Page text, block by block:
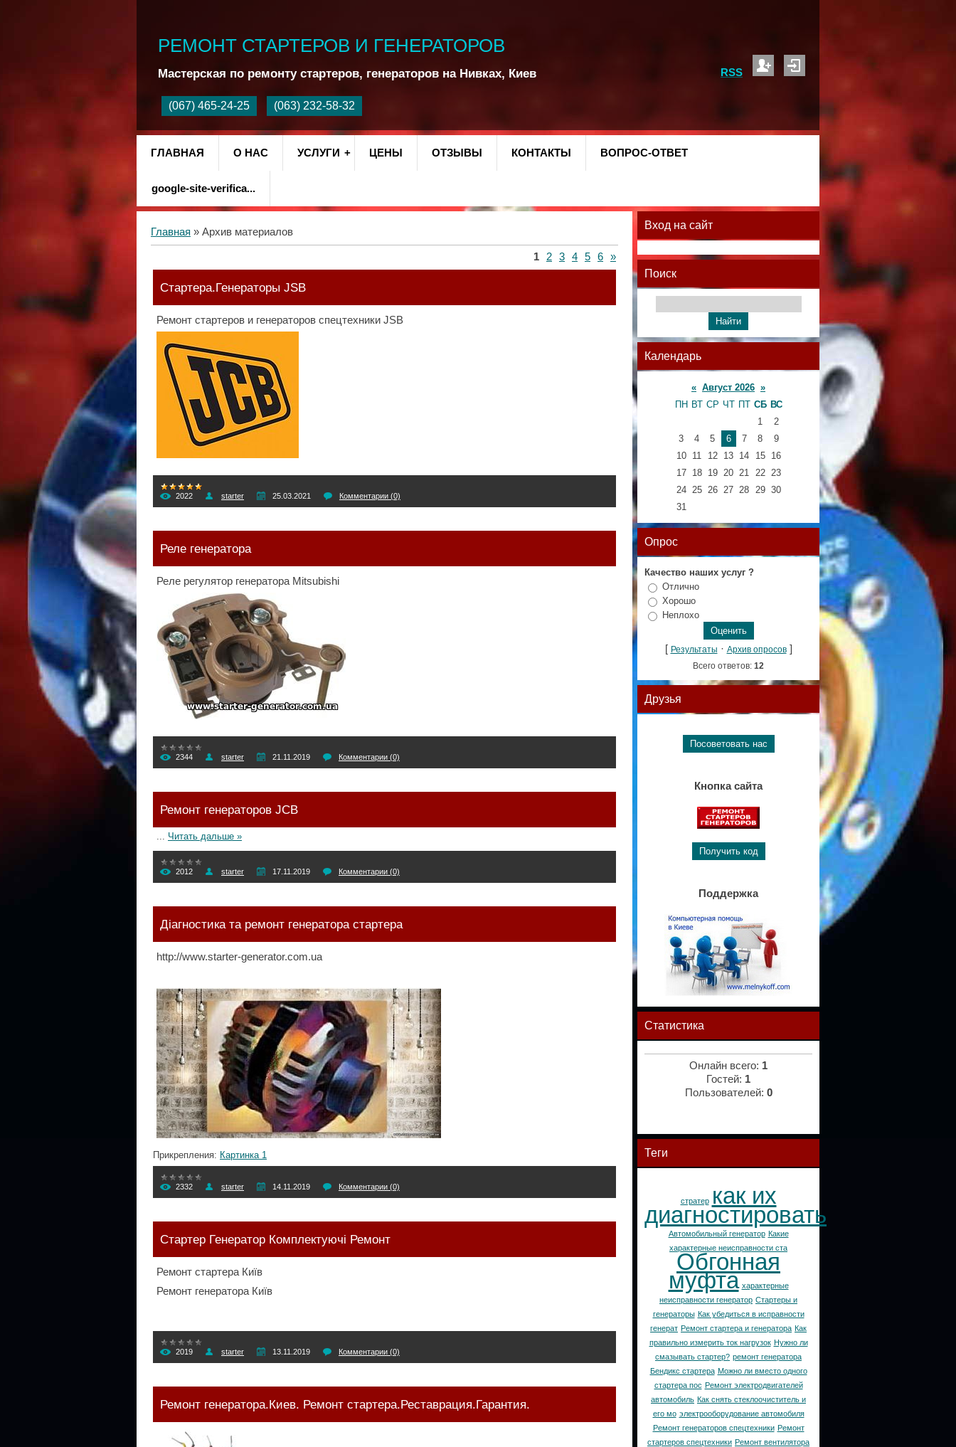
РЕМОНТ СТАРТЕРОВ И ГЕНЕРАТОРОВ
Мастерская по ремонту стартеров, генераторов на Нивках, Киев RSS
ГЛАВНАЯ О НАС УСЛУГИ ЦЕНЫ ОТЗЫВЫ КОНТАКТЫ ВОПРОС-ОТВЕТ
google-site-verifica...
Главная » Архив материалов
1 2 3 4 5 6 »
Стартера.Генераторы JSB
Ремонт стартеров и генераторов спецтехники JSB
2022 starter 25.03.2021 Комментарии (0)
Реле генератора
Реле регулятор генератора Mitsubishi
2344 starter 21.11.2019 Комментарии (0)
Ремонт генераторов JCB
Читать дальше »
2012 starter 17.11.2019 Комментарии (0)
Діагностика та ремонт генератора стартера
http://www.starter-generator.com.ua
Прикрепления: Картинка 1
2332 starter 14.11.2019 Комментарии (0)
Стартер Генератор Комплектуючі Ремонт
Ремонт стартера Київ
Ремонт генератора Київ
2019 starter 13.11.2019 Комментарии (0)
Ремонт генератора.Киев. Ремонт стартера.Реставрация.Гарантия.
Вход на сайт
Поиск
Календарь
« Август 2026 »
ПН ВТ СР ЧТ ПТ СБ ВС
1
2
3
4 5 6 7 8
9
10
11 12 13 14 15
16
17
18 19 20 21 22 23
24 25 26 27 28 29 30
31
Опрос
Качество наших услуг ?
Отлично
Хорошо
Неплохо
[ Результаты · Архив опросов]
Всего ответов: 12
Друзья
Кнопка сайта
Поддержка
Статистика
Онлайн всего: 1
Гостей: 1
Пользователей: 0
Теги
стратер как их
диагностировать
Автомобильный генератор Какие
характерные неисправности ста
Обгонная
муфта характерные
неисправности генератор Стартеры и
генераторы Как убедиться в исправности
генерат Ремонт стартера и генератора Как
правильно измерить ток нагрузок Нужно ли
смазывать стартер? ремонт генератора
Бендикс стартера Можно ли вместо одного
стартера пос Ремонт электродвигателей
автомобиль Как снять стеклоочиститель и
его мо электрооборудование автомобиля
Ремонт генераторов спецтехники Ремонт
стартеров спецтехники Ремонт вентилятора